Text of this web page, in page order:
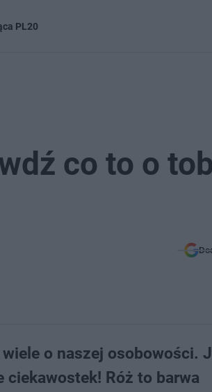
PL20
co to o
o naszej osobowości.
Róż to barwa